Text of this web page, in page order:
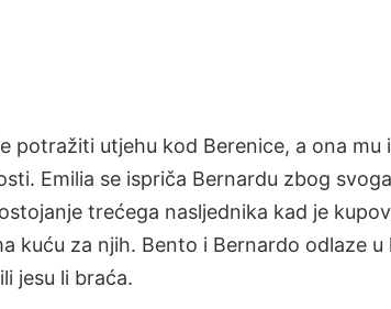
potražiti utjehu kod Berenice, a ona mu
Emilia se ispriča Bernardu zbog
trećega nasljednika kad je
kuću za njih. Bento i Bernardo odlaze
jesu li braća.